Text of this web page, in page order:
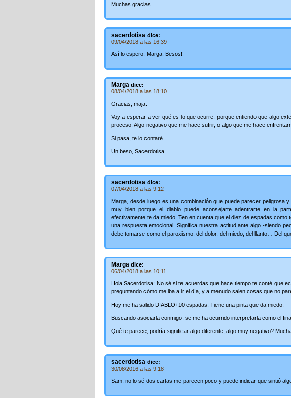
Muchas gracias.
sacerdotisa dice:
09/04/2018 a las 16:39
Así lo espero, Marga. Besos!
Marga dice:
08/04/2018 a las 18:10
Gracias, maja.
Voy a esperar a ver qué es lo que ocurre, porque entiendo que algo
proceso: Algo negativo que me hace sufrir, o algo que me hace
Si pasa, te lo contaré.
Un beso, Sacerdotisa.
sacerdotisa dice:
07/04/2018 a las 9:12
Marga, desde luego es una combinación que puede parecer peligrosa
muy bien porque el diablo puede aconsejarte adentrarte en la
efectivamente te da miedo. Ten en cuenta que el diez de espadas como
una respuesta emocional. Significa nuestra actitud ante algo -siendo
debe tomarse como el paroxismo, del dolor, del miedo, del llanto… Del
Marga dice:
06/04/2018 a las 10:11
Hola Sacerdotisa: No sé si te acuerdas que hace tiempo te conté que
preguntando cómo me iba a ir el día, y a menudo salen cosas que no
Hoy me ha salido DIABLO+10 espadas. Tiene una pinta que da miedo.
Buscando asociarla conmigo, se me ha ocurrido interpretarla como el
Qué te parece, podría significar algo diferente, algo muy negativo?
sacerdotisa dice:
30/08/2016 a las 9:18
Sam, no lo sé dos cartas me parecen poco y puede indicar que sintió